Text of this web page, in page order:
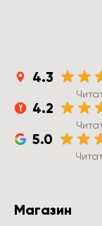
4.3
4.2
5.0
Магазин